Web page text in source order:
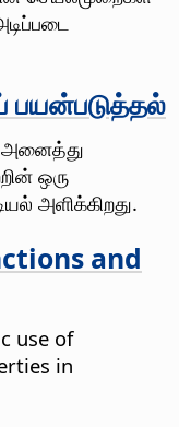
பயன்படுத்தல்
அனைத்து
ஒரு
அளிக்கிறது.
and
use of
in